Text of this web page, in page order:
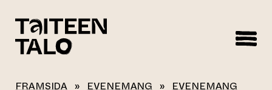
FRAMSIDA » EVENEMANG »
EVENEMANG